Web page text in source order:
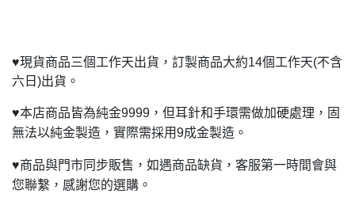
♥現貨商品三個工作天出貨，訂製商品大約14個工作天(不含
六日)出貨。
♥本店商品皆為純金9999，但耳針和手環需做加硬處理，固
無法以純金製造，實際需採用9成金製造。
♥商品與門市同步販售，如遇商品缺貨，客服第一時間會與
您聯繫，感謝您的選購。